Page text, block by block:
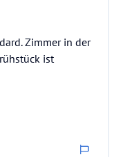
Zimmer in der
ist